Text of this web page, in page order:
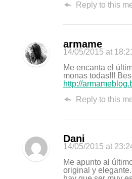
Reply to this
armame
14/05/2015 at 18:21
Me encanta el
monas todas!!!
http://
Reply to this
Dani
14/05/2015 at
Me apunto al
original y